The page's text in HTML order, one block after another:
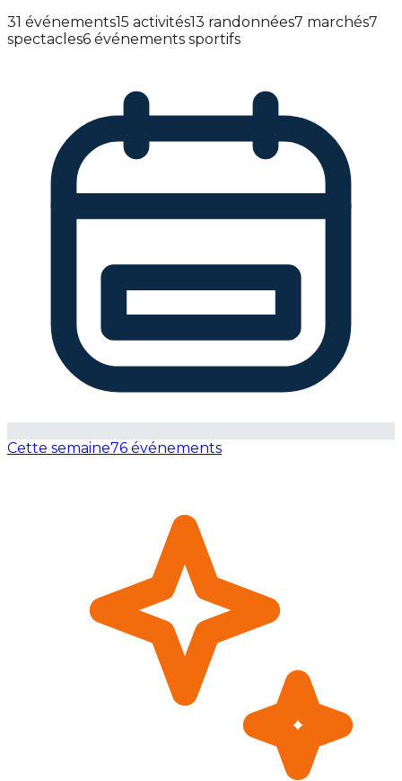
31 événements15 activités13 randonnées7 marchés7
spectacles6 événements sportifs
Cette semaine76 événements